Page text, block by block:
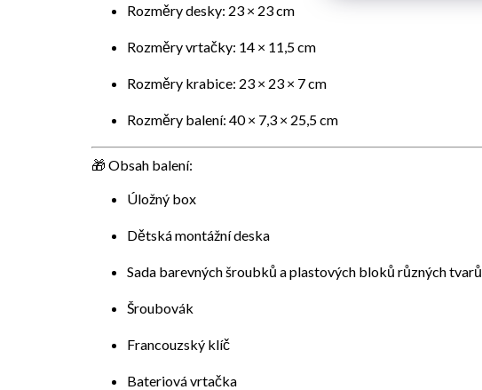
Rozměry desky: 23 × 23 cm
Rozměry vrtačky: 14 × 11,5 cm
Rozměry krabice: 23 × 23 × 7 cm
Rozměry balení: 40 × 7,3 × 25,5 cm
🎁 Obsah balení:
Úložný box
Dětská montážní deska
Sada barevných šroubků a plastových bloků různých tvarů
Šroubovák
Francouzský klíč
Bateriová vrtačka